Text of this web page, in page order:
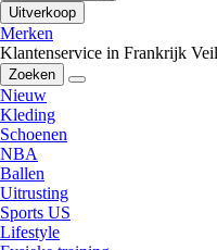
Uitverkoop
Merken
Klantenservice in Frankrijk
Zoeken
Nieuw
Kleding
Schoenen
NBA
Ballen
Uitrusting
Sports US
Lifestyle